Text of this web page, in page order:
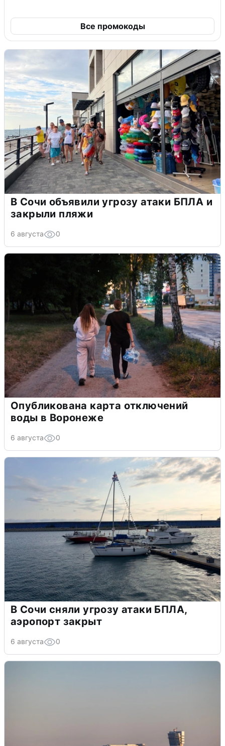
Все промокоды
В Сочи объявили угрозу атаки БПЛА и
закрыли пляжи
6 августа 0
Опубликована карта отключений
воды в Воронеже
6 августа 0
В Сочи сняли угрозу атаки БПЛА,
аэропорт закрыт
6 августа 0